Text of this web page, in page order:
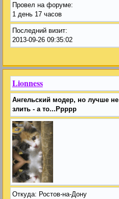
Провел на форуме:
1 день 17 часов
Последний визит:
2013-09-26 09:35:02
Lionness
Ангельский модер, но лучше не
злить - а то...Ррррр
Откуда: Ростов-на-Дону